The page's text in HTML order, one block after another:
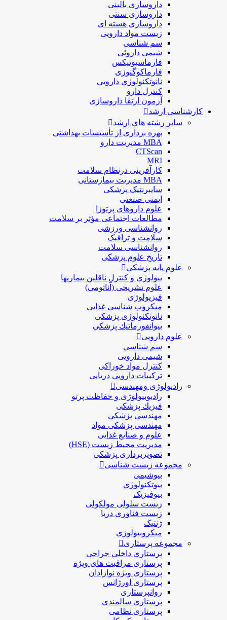
داروسازی بالينی
داروسازی سنتی
داروسازی هسته ای
زیست مواد دارویی
سم شناسی
شيمی داروئی
فارماسيوتيكس
فارماكوگنوزی
نانوتکنولوژی دارویی
كنترل دارو
آزمون ارتقا داروسازی
کارشناسی ارشد
سایر رشته های ارشد
بهره برداری از تأسیسات بهداشتی
MBA مدیریت دارو
CTScan
MRI
کارآفرینی درنظام سلامت
MBA مدیریت بیمارستانی
سایبرنتیک پزشکی
ایمنی صنعتی
علوم داروهای پرتوزا
مطالعات اجتماعی مؤثر بر سلامت
روانشناسی ورزشی
سلامت و ترافیک
روانشناسی سلامت
تاریخ علوم پزشکی
علوم پایه پزشکی
بیولوژی و کنترل ناقلین بیماریها
علوم تشریحی (آناتومی)
فیزیولوژی
ميكروب شناسی غذایی
نانوتکنولوژی پزشکی
بيوانفورماتيك پزشكي
علوم دارویی
سم شناسی
شیمی دارویی
کنترل مواد خوراکی
ترکیبات دارویی دریایی
رادیولوژی ومهندسی
رادیوبیولوژی و حفاظت پرتو
فيزيك پزشکی
مهندسی پزشکی
مهندسی پزشکی مواد
علوم و صنايع غذایی
مدیریت محیط زیست (HSE)
تصویربرداری پزشکی
مجموعه زیست شناسی
بیوشیمی
بیوتکنولوژی
بیوفیزیک
زیست سلولی مولکولی
زیست فناوری دریا
ژنتیک
میکروبیولوژی
مجموعه پرستاری
پرستاری داخلی جراحی
پرستاری مراقبت های ويژه
پرستاری ويژه نوازادان
پرستاری اورژانس
روانپرستاری
پرستاری سالمندی
پرستاری نظامی